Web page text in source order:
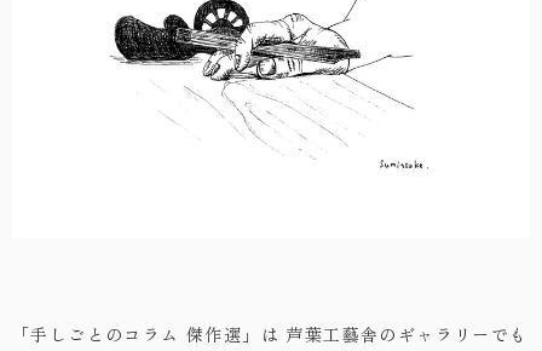
「手しごとのコラム 傑作選」は 芦葉工藝舎のギャラリーでも